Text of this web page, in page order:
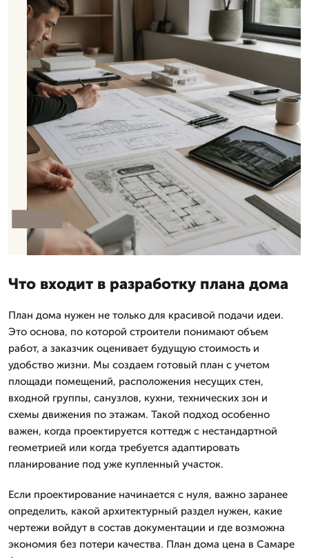
Что входит в разработку плана дома
План дома нужен не только для красивой подачи идеи.
Это основа, по которой строители понимают объем
работ, а заказчик оценивает будущую стоимость и
удобство жизни. Мы создаем готовый план с учетом
площади помещений, расположения несущих стен,
входной группы, санузлов, кухни, технических зон и
схемы движения по этажам. Такой подход особенно
важен, когда проектируется коттедж с нестандартной
геометрией или когда требуется адаптировать
планирование под уже купленный участок.
Если проектирование начинается с нуля, важно заранее
определить, какой архитектурный раздел нужен, какие
чертежи войдут в состав документации и где возможна
экономия без потери качества. План дома цена в Самаре